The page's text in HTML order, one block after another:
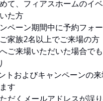
めて、フィアスホームのイ
た方
ンペーン期間中に予約フォ
家族2名以上でご来場の方
ご来場いただいた場合で
トおよびキャンペーンの
す
だくメールアドレスが誤